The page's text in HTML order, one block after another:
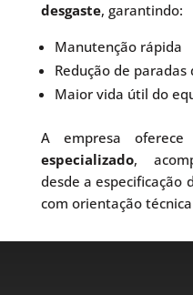
desgaste, garantindo:
Manutenção rápida
Redução de paradas
Maior vida útil do
A empresa
especializado,
desde a especificação
com orientação